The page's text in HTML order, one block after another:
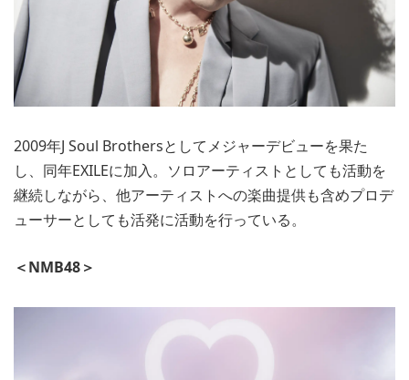
2009年J Soul Brothersとしてメジャーデビューを果た
し、同年EXILEに加入。ソロアーティストとしても活動を
継続しながら、他アーティストへの楽曲提供も含めプロデ
ューサーとしても活発に活動を行っている。
＜NMB48＞